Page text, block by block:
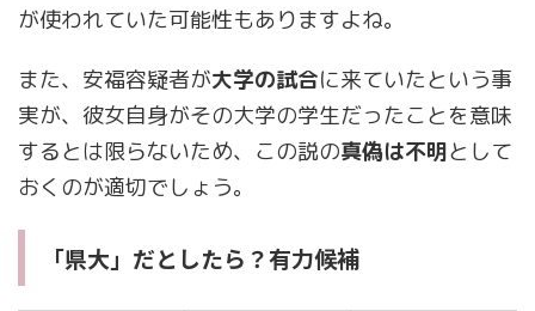
が使われていた可能性もありますよね。
また、安福容疑者が大学の試合に来ていたという事
実が、彼女自身がその大学の学生だったことを意味
するとは限らないため、この説の真偽は不明として
おくのが適切でしょう。
「県大」だとしたら？有力候補